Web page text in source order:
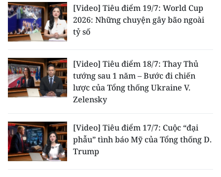
[Video] Tiêu điểm 19/7: World Cup
2026: Những chuyện gây bão ngoài
tỷ số
[Video] Tiêu điểm 18/7: Thay Thủ
tướng sau 1 năm – Bước đi chiến
lược của Tổng thống Ukraine V.
Zelensky
[Video] Tiêu điểm 17/7: Cuộc “đại
phẫu” tình báo Mỹ của Tổng thống D.
Trump